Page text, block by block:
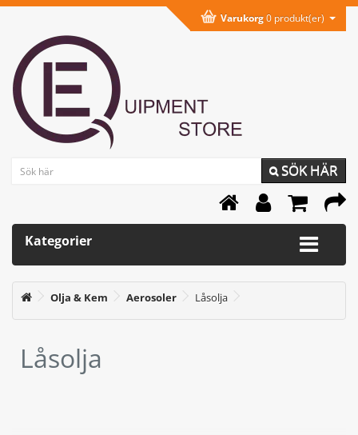
Varukorg0 produkt(er)
SÖK HÄR
Kategorier
Olja & Kem Aerosoler Låsolja
Låsolja